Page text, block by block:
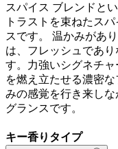
スパイス ブレンドと
トラストを束ねたス
スです。 温かみがあ
は、フレッシュであ
す。力強いシグネチ
を燃え立たせる濃密
みの感覚を行き来し
グランスです。
キー香りタイプ